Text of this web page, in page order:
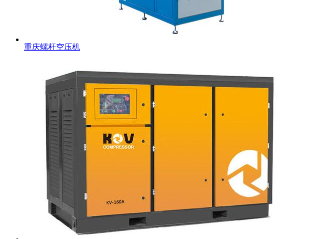
重庆螺杆空压机